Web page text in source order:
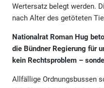
Wertersatz belegt werden.
nach Alter des getöteten
Nationalrat Roman Hug
die Bündner Regierung für
kein Rechtsproblem –
Allfällige Ordnungsbussen